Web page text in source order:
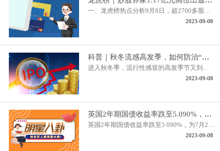
一、龙虎榜热点分析9月8日，超2700多股上涨，其中44股涨停，5股跌停，5
2023-09-08
科普｜秋冬流感高发季，如何防治“感冒”引起的心肌炎？
进入秋冬季，流行性感冒的高发季节又到了。普通感冒、流行性感冒和新冠
2023-09-08
英国2年期国债收益率跌至5.090%，为7月24日以来最低水平，较前一日下降4个基点。
英国2年期国债收益率跌至5 090%，为7月24日以来最低水平，较前一日下降
2023-09-08